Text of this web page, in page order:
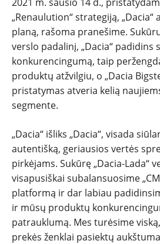
TESTAI
NAUJI
„Renaulution“ strategiją,
planą, rašoma pranešime.
verslo padalinį, „Dacia“
konkurencingumą, taip
produktų atžvilgiu, o „Dacia
pristatymas atveria kelią
segmente.
„Dacia“ išliks „Dacia“, visada
autentišką, geriausios vertės
pirkėjams. Sukūrę „Dacia-Lada“
visapusiškai subalansuosime
platformą ir dar labiau
ir mūsų produktų
patrauklumą. Mes turėsime
prekės ženklai pasiektų